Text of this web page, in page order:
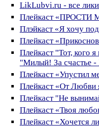
LikLubvi.ru - все
Плейкаст «ПРОСТИ
Плэйкаст «Я хочу
Плейкаст
Плейкаст "Тот, кого
"Милый! За счастье
Плейкаст «Упустил
Плейкаст «От Любви
Плейкаст "Не
Плейкаст «Твоя
Плейкаст «Хочется